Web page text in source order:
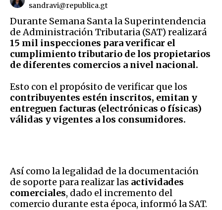
sandravi@republica.gt
Durante Semana Santa la Superintendencia
de Administración Tributaria (SAT) realizará
15 mil inspecciones para verificar el
cumplimiento tributario de los propietarios
de diferentes comercios a nivel nacional.
Esto con el propósito de verificar que los
contribuyentes estén inscritos, emitan y
entreguen facturas (electrónicas o físicas)
válidas y vigentes a los consumidores.
Así como la legalidad de la documentación
de soporte para realizar las actividades
comerciales, dado el incremento del
comercio durante esta época, informó la SAT.